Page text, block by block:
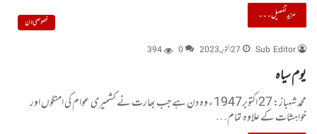
مزید تفصیل۔۔۔
خصوصی دن
Sub Editor
27 اکتوبر, 2023 0
394
یوم سیاہ
محمد شہباز: 27 اکتوبر1947 ء وہ دن ہے جب بھارت نے کشمیری عوام کی امنگوں اور
خواہشات کے علاوہ تمام…